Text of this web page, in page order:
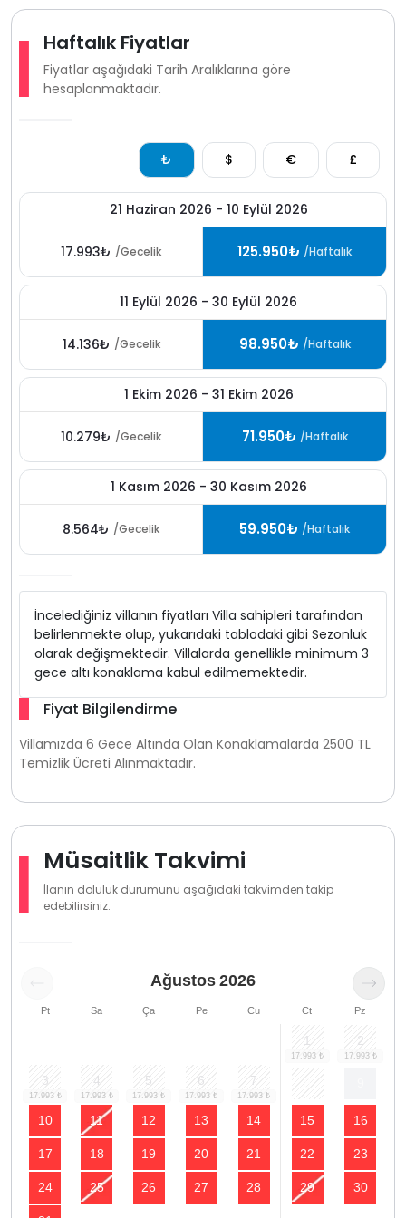
Kalkan kiralık villa veKalkan villa kiralama seçenekleri
arayan misafirler için güçlü bir alternatiftir.
Haftalık Fiyatlar
Fiyatlar aşağıdaki Tarih Aralıklarına göre
hesaplanmaktadır.
₺ $ € £
21 Haziran 2026 - 10 Eylül 2026
17.993₺ /Gecelik 125.950₺ /Haftalık
11 Eylül 2026 - 30 Eylül 2026
14.136₺ /Gecelik 98.950₺ /Haftalık
1 Ekim 2026 - 31 Ekim 2026
10.279₺ /Gecelik 71.950₺ /Haftalık
1 Kasım 2026 - 30 Kasım 2026
8.564₺ /Gecelik 59.950₺ /Haftalık
İncelediğiniz villanın fiyatları Villa sahipleri tarafından
belirlenmekte olup, yukarıdaki tablodaki gibi Sezonluk
olarak değişmektedir. Villalarda genellikle minimum 3
gece altı konaklama kabul edilmemektedir.
Fiyat Bilgilendirme
Villamızda 6 Gece Altında Olan Konaklamalarda 2500 TL
Temizlik Ücreti Alınmaktadır.
Müsaitlik Takvimi
İlanın doluluk durumunu aşağıdaki takvimden takip
edebilirsiniz.
Ağustos 2026
Pt Sa Ça Pe Cu Ct Pz
1 2
3 4 5 6 7
10 11 12 13 14 15 16
17 18 19 20 21 22 23
24 25 26 27 28 29 30